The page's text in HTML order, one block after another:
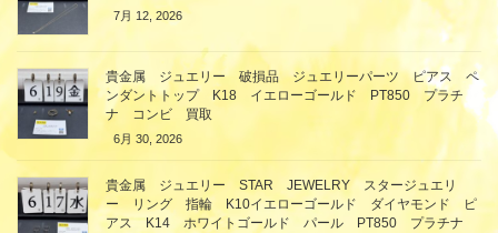
7月 12, 2026
貴金属 ジュエリー 破損品 ジュエリーパーツ ピアス ペ
ンダントトップ K18 イエローゴールド PT850 プラチ
ナ コンビ 買取
6月 30, 2026
貴金属 ジュエリー STAR JEWELRY スタージュエリ
ー リング 指輪 K10イエローゴールド ダイヤモンド ピ
アス K14 ホワイトゴールド パール PT850 プラチナ